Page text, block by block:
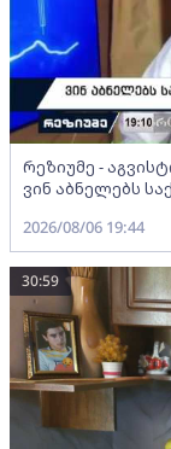
რეზიუმე -
ვინ აბნელებს
2026/08/06 19:44
30:59